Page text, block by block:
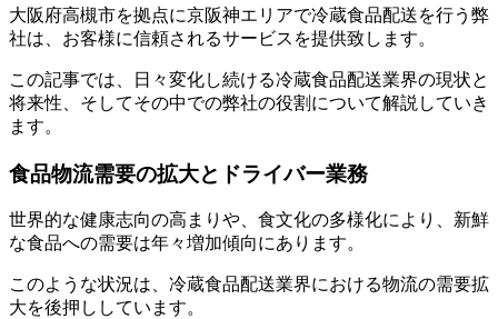
大阪府高槻市を拠点に京阪神エリアで冷蔵食品配送を行う弊
社は、お客様に信頼されるサービスを提供致します。
この記事では、日々変化し続ける冷蔵食品配送業界の現状と
将来性、そしてその中での弊社の役割について解説していき
ます。
食品物流需要の拡大とドライバー業務
世界的な健康志向の高まりや、食文化の多様化により、新鮮
な食品への需要は年々増加傾向にあります。
このような状況は、冷蔵食品配送業界における物流の需要拡
大を後押ししています。